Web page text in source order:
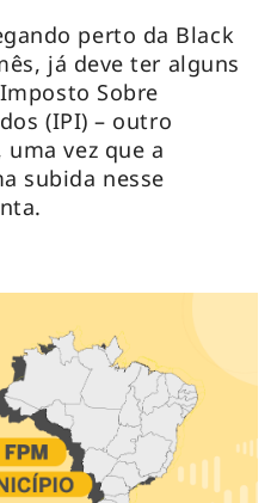
perto da Black
já deve ter alguns
Sobre
(IPI) – outro
vez que a
subida nesse